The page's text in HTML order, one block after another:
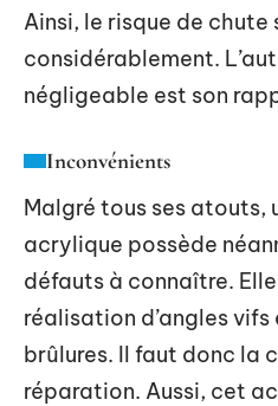
Ainsi, le risque de chute
considérablement.
négligeable est son
Inconvénients
Malgré tous ses atouts,
acrylique possède
défauts à connaître.
réalisation d’angles
brûlures. Il faut donc la
réparation. Aussi, cet